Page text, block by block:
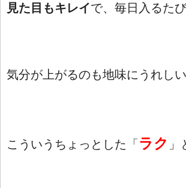
見た目もキレイで、毎日入るた
気分が上がるのも地味にうれしい
こういうちょっとした「 ラク 」